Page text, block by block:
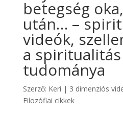
betegség
után… –
videók,
a spiritualitás
tudománya
Szerző: Keri | 3 dimenziós
Filozófiai cikkek